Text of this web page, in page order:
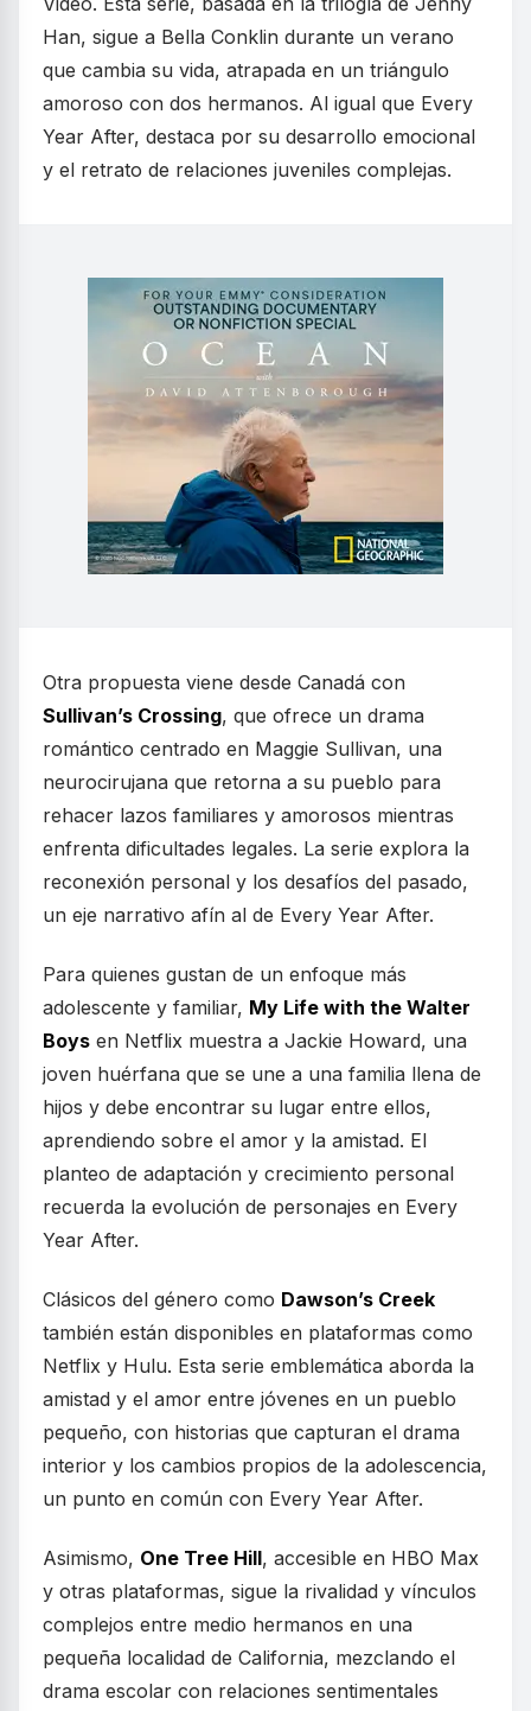
Han, sigue a Bella Conklin durante un verano
que cambia su vida, atrapada en un triángulo
amoroso con dos hermanos. Al igual que Every
Year After, destaca por su desarrollo emocional
y el retrato de relaciones juveniles complejas.
Otra propuesta viene desde Canadá con
Sullivan’s Crossing, que ofrece un drama
romántico centrado en Maggie Sullivan, una
neurocirujana que retorna a su pueblo para
rehacer lazos familiares y amorosos mientras
enfrenta dificultades legales. La serie explora la
reconexión personal y los desafíos del pasado,
un eje narrativo afín al de Every Year After.
Para quienes gustan de un enfoque más
adolescente y familiar, My Life with the Walter
Boys en Netflix muestra a Jackie Howard, una
joven huérfana que se une a una familia llena de
hijos y debe encontrar su lugar entre ellos,
aprendiendo sobre el amor y la amistad. El
planteo de adaptación y crecimiento personal
recuerda la evolución de personajes en Every
Year After.
Clásicos del género como Dawson’s Creek
también están disponibles en plataformas como
Netflix y Hulu. Esta serie emblemática aborda la
amistad y el amor entre jóvenes en un pueblo
pequeño, con historias que capturan el drama
interior y los cambios propios de la adolescencia,
un punto en común con Every Year After.
Asimismo, One Tree Hill, accesible en HBO Max
y otras plataformas, sigue la rivalidad y vínculos
complejos entre medio hermanos en una
pequeña localidad de California, mezclando el
drama escolar con relaciones sentimentales